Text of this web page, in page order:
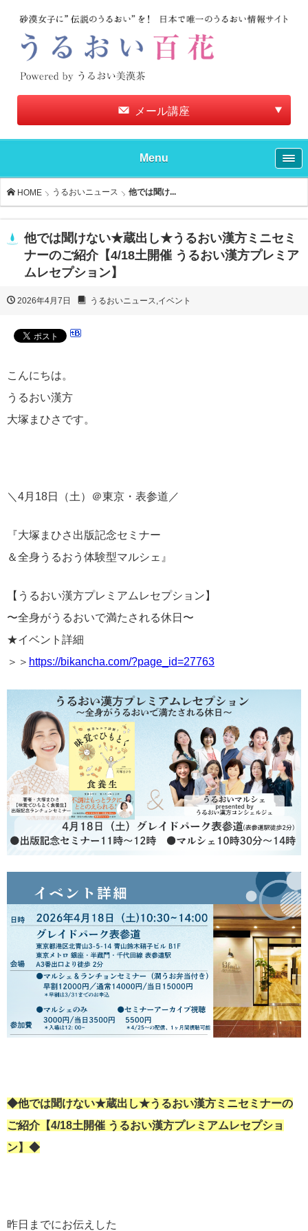
メール講座
Menu
HOME うるおいニュース 他では聞け...
他では聞けない★蔵出し★うるおい漢方ミニセミ
ナーのご紹介【4/18土開催 うるおい漢方プレミア
ムレセプション】
2026年4月7日 うるおいニュース,イベント
こんにちは。
うるおい漢方
大塚まひさです。
＼4月18日（土）＠東京・表参道／
『大塚まひさ出版記念セミナー
＆全身うるおう体験型マルシェ』
【うるおい漢方プレミアムレセプション】
〜全身がうるおいで満たされる休日〜
★イベント詳細
＞＞ https://bikancha.com/?page_id=27763
◆他では聞けない★蔵出し★うるおい漢方ミニセミナーの
ご紹介【4/18土開催 うるおい漢方プレミアムレセプショ
ン】◆
昨日までにお伝えした